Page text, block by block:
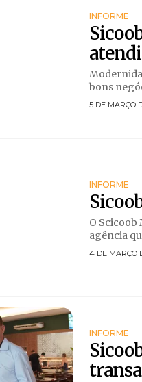
INFORME
bons
5 DE MARÇO
INFORME
O Scicoob
agência
4 DE MARÇO
INFORME